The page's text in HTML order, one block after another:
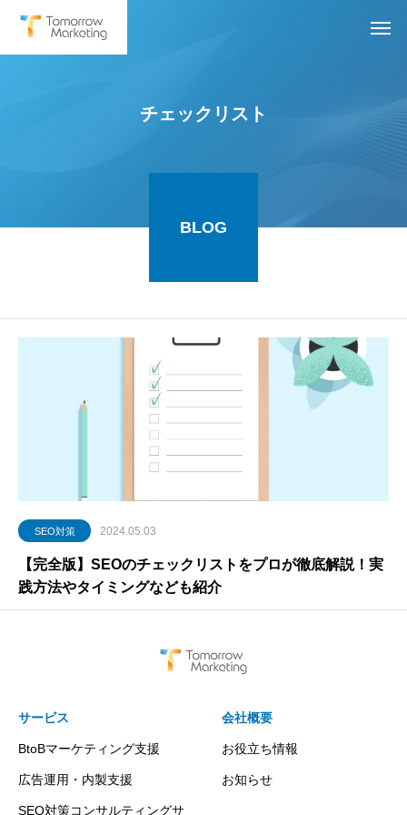
チェックリスト
BLOG
SEO対策 2024.05.03
【完全版】SEOのチェックリストをプロが徹底解説！実
践方法やタイミングなども紹介
サービス
BtoBマーケティング支援
広告運用・内製支援
SEO対策コンサルティングサ
会社概要
お役立ち情報
お知らせ